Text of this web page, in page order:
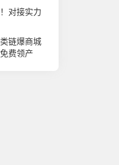
对接实力
链爆商城
费领产